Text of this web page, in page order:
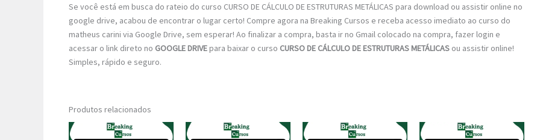
Se você está em busca do rateio do curso CURSO DE CÁLCULO DE ESTRUTURAS METÁLICAS para download ou assistir online no
google drive, acabou de encontrar o lugar certo! Compre agora na Breaking Cursos e receba acesso imediato ao curso do
matheus carini via Google Drive, sem esperar! Ao finalizar a compra, basta ir no Gmail colocado na compra, fazer login e
acessar o link direto no GOOGLE DRIVEpara baixar o curso CURSO DE CÁLCULO DE ESTRUTURAS METÁLICAS ou assistir online!
Simples, rápido e seguro.
Produtos relacionados